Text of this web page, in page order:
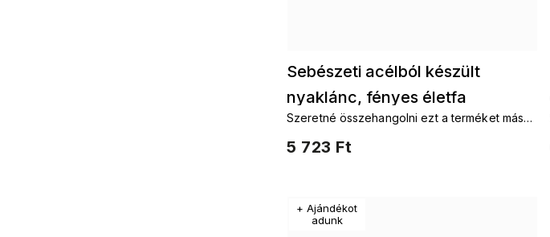
Sebészeti acélból készült
nyaklánc, fényes életfa
levelekkel 3001725
5 723 Ft
Szeretné összehangolni ezt a terméket más
életfaFülbevalók életfaKarkötők
+ Ajándékot
adunk